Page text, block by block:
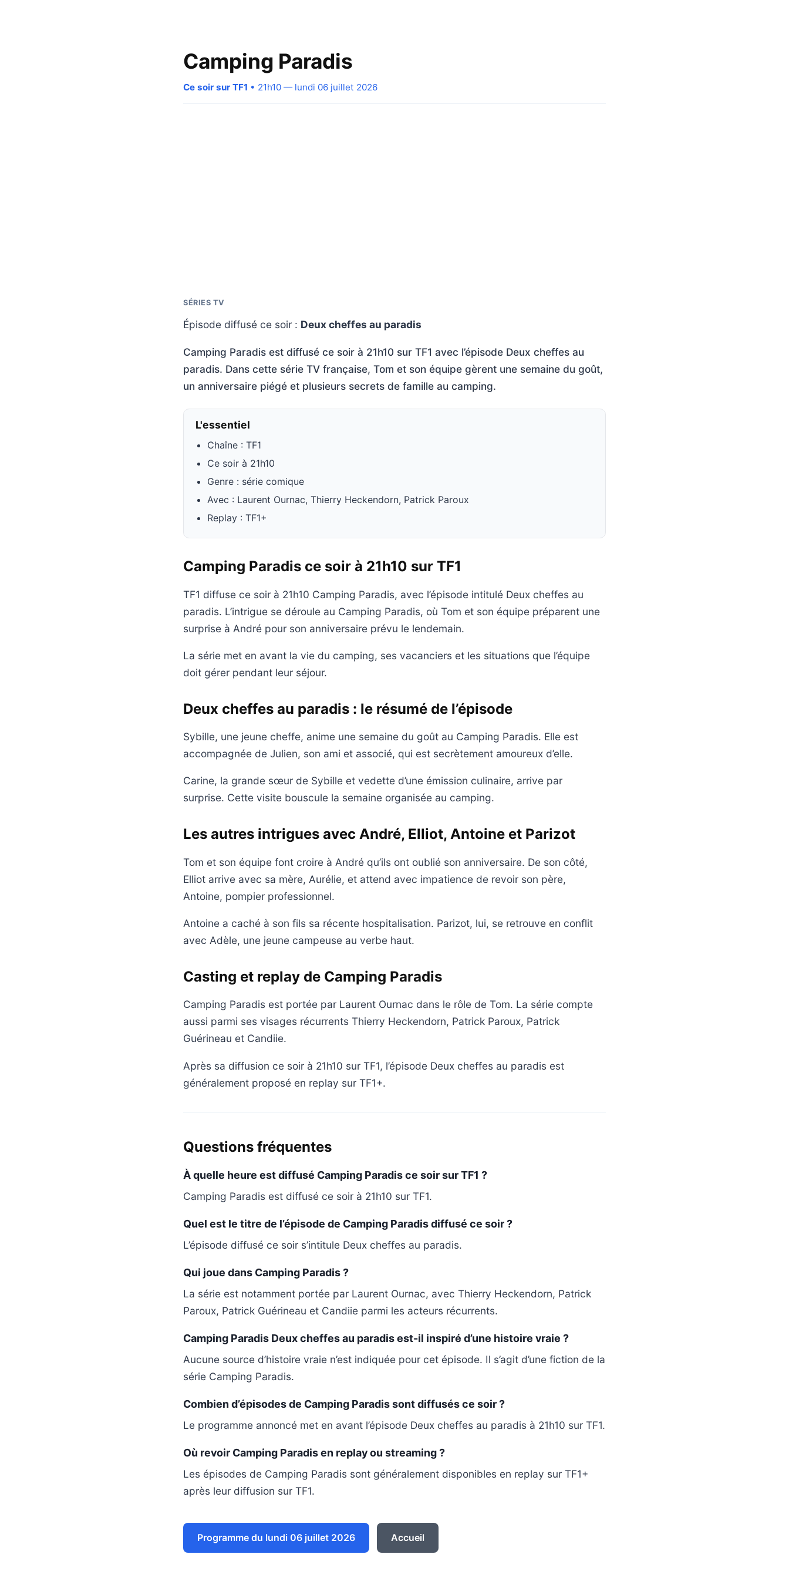
Camping Paradis
Ce soir sur TF1 • 21h10 — lundi 06 juillet 2026
SÉRIES TV
Épisode diffusé ce soir : Deux cheffes au paradis
Camping Paradis est diffusé ce soir à 21h10 sur TF1 avec l’épisode Deux cheffes au
paradis. Dans cette série TV française, Tom et son équipe gèrent une semaine du goût,
un anniversaire piégé et plusieurs secrets de famille au camping.
L'essentiel
Chaîne : TF1
Ce soir à 21h10
Genre : série comique
Avec : Laurent Ournac, Thierry Heckendorn, Patrick Paroux
Replay : TF1+
Camping Paradis ce soir à 21h10 sur TF1
TF1 diffuse ce soir à 21h10 Camping Paradis, avec l’épisode intitulé Deux cheffes au
paradis. L’intrigue se déroule au Camping Paradis, où Tom et son équipe préparent une
surprise à André pour son anniversaire prévu le lendemain.
La série met en avant la vie du camping, ses vacanciers et les situations que l’équipe
doit gérer pendant leur séjour.
Deux cheffes au paradis : le résumé de l’épisode
Sybille, une jeune cheffe, anime une semaine du goût au Camping Paradis. Elle est
accompagnée de Julien, son ami et associé, qui est secrètement amoureux d’elle.
Carine, la grande sœur de Sybille et vedette d’une émission culinaire, arrive par
surprise. Cette visite bouscule la semaine organisée au camping.
Les autres intrigues avec André, Elliot, Antoine et Parizot
Tom et son équipe font croire à André qu’ils ont oublié son anniversaire. De son côté,
Elliot arrive avec sa mère, Aurélie, et attend avec impatience de revoir son père,
Antoine, pompier professionnel.
Antoine a caché à son fils sa récente hospitalisation. Parizot, lui, se retrouve en conflit
avec Adèle, une jeune campeuse au verbe haut.
Casting et replay de Camping Paradis
Camping Paradis est portée par Laurent Ournac dans le rôle de Tom. La série compte
aussi parmi ses visages récurrents Thierry Heckendorn, Patrick Paroux, Patrick
Guérineau et Candiie.
Après sa diffusion ce soir à 21h10 sur TF1, l’épisode Deux cheffes au paradis est
généralement proposé en replay sur TF1+.
Questions fréquentes
À quelle heure est diffusé Camping Paradis ce soir sur TF1 ?
Camping Paradis est diffusé ce soir à 21h10 sur TF1.
Quel est le titre de l’épisode de Camping Paradis diffusé ce soir ?
L’épisode diffusé ce soir s’intitule Deux cheffes au paradis.
Qui joue dans Camping Paradis ?
La série est notamment portée par Laurent Ournac, avec Thierry Heckendorn, Patrick
Paroux, Patrick Guérineau et Candiie parmi les acteurs récurrents.
Camping Paradis Deux cheffes au paradis est-il inspiré d’une histoire vraie ?
Aucune source d’histoire vraie n’est indiquée pour cet épisode. Il s’agit d’une fiction de la
série Camping Paradis.
Combien d’épisodes de Camping Paradis sont diffusés ce soir ?
Le programme annoncé met en avant l’épisode Deux cheffes au paradis à 21h10 sur TF1.
Où revoir Camping Paradis en replay ou streaming ?
Les épisodes de Camping Paradis sont généralement disponibles en replay sur TF1+
après leur diffusion sur TF1.
Programme du lundi 06 juillet 2026 Accueil